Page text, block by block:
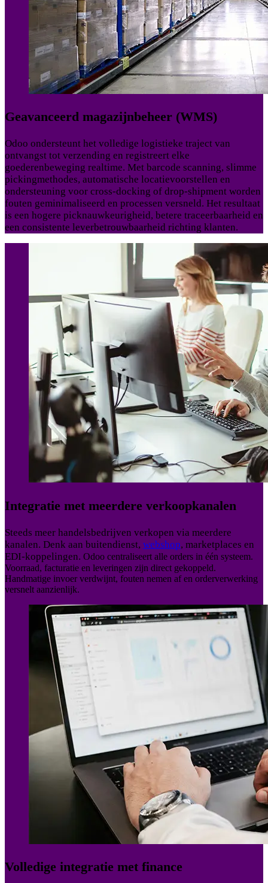
Geavanceerd magazijnbeheer (WMS)
Odoo ondersteunt het volledige logistieke traject van
ontvangst tot verzending en registreert elke
goederenbeweging realtime. Met barcode scanning, slimme
pickingmethodes, automatische locatievoorstellen en
ondersteuning voor cross-docking of drop-shipment worden
fouten geminimaliseerd en processen versneld. Het resultaat
is een hogere picknauwkeurigheid, betere traceerbaarheid en
een consistente leverbetrouwbaarheid richting klanten.
Integratie met meerdere verkoopkanalen
Steeds meer handelsbedrijven verkopen via meerdere
kanalen. Denk aan buitendienst, webshop, marketplaces en
EDI-koppelingen. Odoo centraliseert alle orders in één systeem.
Voorraad, facturatie en leveringen zijn direct gekoppeld.
Handmatige invoer verdwijnt, fouten nemen af en orderverwerking
versnelt aanzienlijk.
Volledige integratie met finance